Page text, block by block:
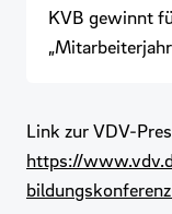
KVB gewinnt
Link zur VDV-
https://